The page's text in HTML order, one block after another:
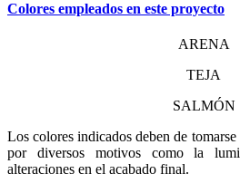
Colores empleados en este proyecto
ARENA
TEJA
SALMÓN
Los colores indicados deben de
por diversos motivos como la
alteraciones en el acabado final.